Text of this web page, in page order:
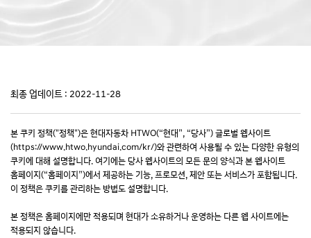
최종 업데이트 : 2022-11-28
본 쿠키 정책("정책")은 현대자동차 HTWO(“현대”, “당사”) 글로벌 웹사이트
(https://www.htwo.hyundai.com/kr/)와 관련하여 사용될 수 있는 다양한 유형의
쿠키에 대해 설명합니다. 여기에는 당사 웹사이트의 모든 문의 양식과 본 웹사이트
홈페이지(“홈페이지”)에서 제공하는 기능, 프로모션, 제안 또는 서비스가 포함됩니다.
이 정책은 쿠키를 관리하는 방법도 설명합니다.
본 정책은 홈페이지에만 적용되며 현대가 소유하거나 운영하는 다른 웹 사이트에는
적용되지 않습니다.